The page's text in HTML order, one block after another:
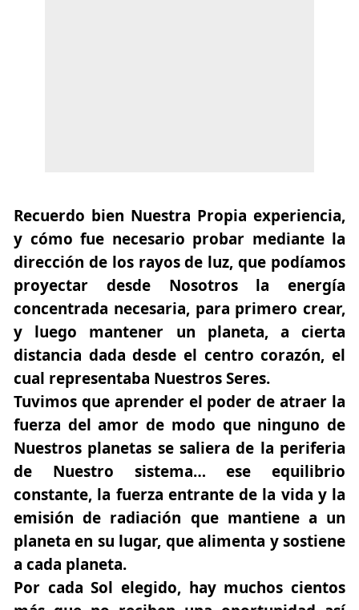
Recuerdo bien Nuestra Propia experiencia,
y cómo fue necesario probar mediante la
dirección de los rayos de luz, que podíamos
proyectar desde Nosotros la energía
concentrada necesaria, para primero crear,
y luego mantener un planeta, a cierta
distancia dada desde el centro corazón, el
cual representaba Nuestros Seres.
Tuvimos que aprender el poder de atraer la
fuerza del amor de modo que ninguno de
Nuestros planetas se saliera de la periferia
de Nuestro sistema… ese equilibrio
constante, la fuerza entrante de la vida y la
emisión de radiación que mantiene a un
planeta en su lugar, que alimenta y sostiene
a cada planeta.
Por cada Sol elegido, hay muchos cientos